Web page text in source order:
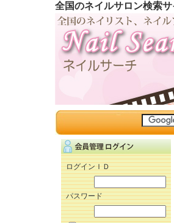
全国のネイルサロン検索
ログインＩＤ
パスワード